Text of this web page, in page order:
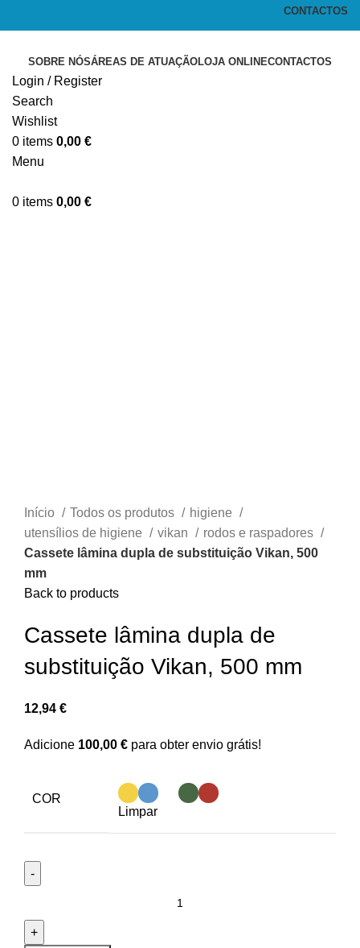
CONTACTOS
SOBRE NÓSÁREAS DE ATUAÇÃOLOJA ONLINECONTACTOS
Login / Register
Search
Wishlist
0 items 0,00 €
Menu
0 items 0,00 €
Início Todos os produtos
higiene
utensílios de higiene
vikan
rodos e raspadores
Cassete lâmina dupla de substituição Vikan, 500
mm
Back to products
Cassete lâmina dupla de
substituição Vikan, 500 mm
12,94 €
Adicione 100,00 € para obter envio grátis!
COR
Limpar
Cassete